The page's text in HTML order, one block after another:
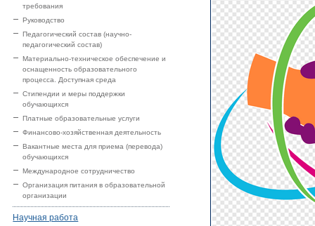
требования
Руководство
Педагогический состав (научно-
педагогический состав)
Материально-техническое обеспечение и
оснащенность образовательного
процесса. Доступная среда
Стипендии и меры поддержки
обучающихся
Платные образовательные услуги
Финансово-хозяйственная деятельность
Вакантные места для приема (перевода)
обучающихся
Международное сотрудничество
Организация питания в образовательной
организации
Научная работа